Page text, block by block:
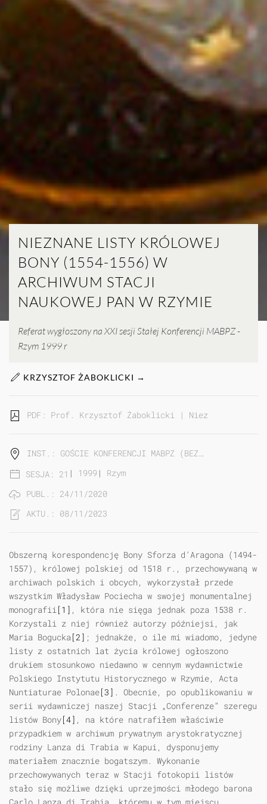
NIEZNANE LISTY KRÓLOWEJ
BONY (1554-1556) W
ARCHIWUM STACJI
NAUKOWEJ PAN W RZYMIE
Referat wygłoszony na XXI sesji Stałej Konferencji MABPZ -
Rzym 1999 r
Obszerną korespondencję Bony Sforza d’Aragona (1494-
1557), królowej polskiej od 1518 r., przechowywaną w
archiwach polskich i obcych, wykorzystał przede
wszystkim Władysław Pociecha w swojej monumentalnej
monografii[1] , która nie sięga jednak poza 1538 r.
Korzystali z niej również autorzy późniejsi, jak
Maria Bogucka[2] ; jednakże, o ile mi wiadomo, jedyne
listy z ostatnich lat życia królowej ogłoszono
drukiem stosunkowo niedawno w cennym wydawnictwie
Polskiego Instytutu Historycznego w Rzymie, Acta
Nuntiaturae Polonae[3] . Obecnie, po opublikowaniu w
serii wydawniczej naszej Stacji „Conferenze” szeregu
listów Bony[4] , na które natrafiłem właściwie
przypadkiem w archiwum prywatnym arystokratycznej
rodziny Lanza di Trabia w Kapui, dysponujemy
materiałem znacznie bogatszym. Wykonanie
przechowywanych teraz w Stacji fotokopii listów
stało się możliwe dzięki uprzejmości młodego barona
KRZYSZTOF ŻABOKLICKI →
PDF: Prof. Krzysztof Żaboklicki | Nieznane listy
INST.: GOŚCIE KONFERENCJI MABPZ (BEZ…
SESJA: 21 | 1999 | Rzym
PUBL.: 24/11/2020
AKTU.: 08/11/2023